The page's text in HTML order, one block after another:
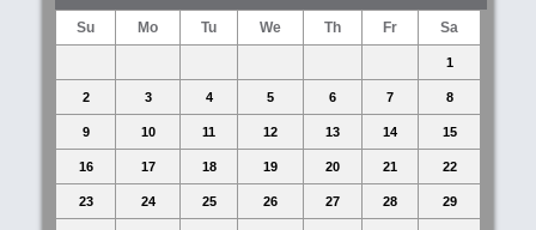
Su Mo Tu We Th Fr Sa
1
2 3 4 5 6 7 8
9 10 11 12 13 14 15
16 17 18 19 20 21 22
23 24 25 26 27 28 29